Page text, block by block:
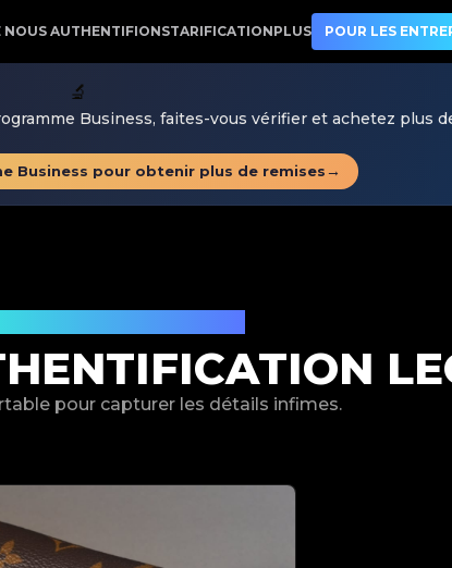
pour l'authentification de luxe
NOUS AUTHENTIFIONSTARIFICATIONPLUS POUR LES
🔬
Business, faites-vous vérifier et achetez plus
Business pour obtenir plus de remises→
pour capturer les détails infimes.